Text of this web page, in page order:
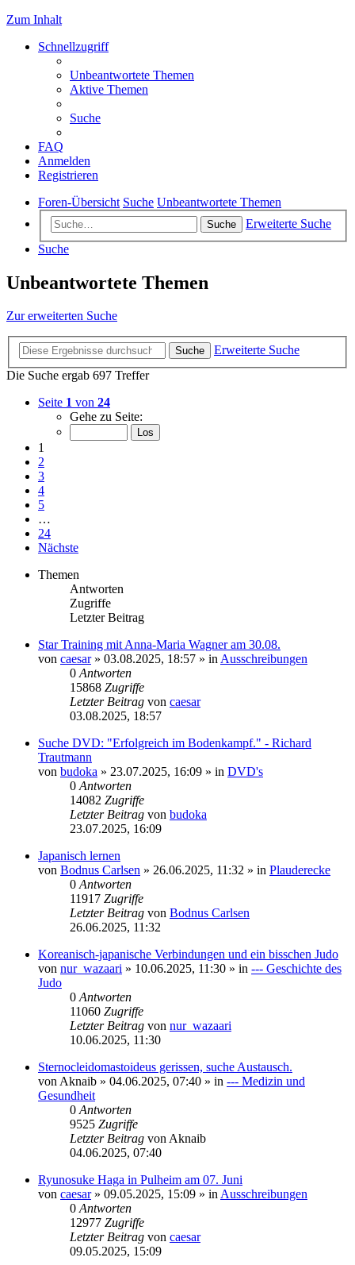
Zum Inhalt
Schnellzugriff
Unbeantwortete Themen
Aktive Themen
Suche
FAQ
Anmelden
Registrieren
Foren-Übersicht Suche Unbeantwortete Themen
Suche
Erweiterte Suche
Suche
Unbeantwortete Themen
Zur erweiterten Suche
Suche
Erweiterte Suche
Die Suche ergab 697 Treffer
Seite 1 von 24
Gehe zu Seite:
1
2
3
4
5
…
24
Nächste
Themen
Antworten
Zugriffe
Letzter Beitrag
Star Training mit Anna-Maria Wagner am 30.08.
von caesar» 03.08.2025, 18:57 » in Ausschreibungen
0 Antworten
15868 Zugriffe
Letzter Beitrag von caesar
03.08.2025, 18:57
Suche DVD: "Erfolgreich im Bodenkampf." - Richard
Trautmann
von budoka » 23.07.2025, 16:09 » in DVD's
0 Antworten
14082 Zugriffe
Letzter Beitrag von budoka
23.07.2025, 16:09
Japanisch lernen
von Bodnus Carlsen » 26.06.2025, 11:32 » in Plauderecke
0 Antworten
11917 Zugriffe
Letzter Beitrag von Bodnus Carlsen
26.06.2025, 11:32
Koreanisch-japanische Verbindungen und ein bisschen Judo
von nur_wazaari » 10.06.2025, 11:30 » in --- Geschichte des
Judo
0 Antworten
11060 Zugriffe
Letzter Beitrag von nur_wazaari
10.06.2025, 11:30
Sternocleidomastoideus gerissen, suche Austausch.
von Aknaib » 04.06.2025, 07:40 » in --- Medizin und
Gesundheit
0 Antworten
9525 Zugriffe
Letzter Beitrag von Aknaib
04.06.2025, 07:40
Ryunosuke Haga in Pulheim am 07. Juni
von caesar» 09.05.2025, 15:09 » in Ausschreibungen
0 Antworten
12977 Zugriffe
Letzter Beitrag von caesar
09.05.2025, 15:09